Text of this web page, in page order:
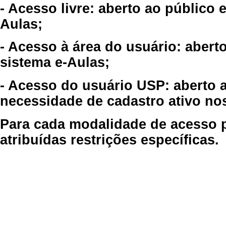
- Acesso livre: aberto ao público
Aulas;
- Acesso à área do usuário:
sistema e-Aulas;
- Acesso do usuário USP: aberto
necessidade de cadastro ativo
Para cada modalidade de
atribuídas restrições específicas.